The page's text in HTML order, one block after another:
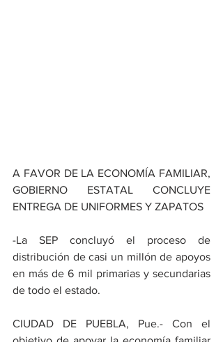
A FAVOR DE LA ECONOMÍA FAMILIAR,
GOBIERNO ESTATAL CONCLUYE
ENTREGA DE UNIFORMES Y ZAPATOS
-La SEP concluyó el proceso de
distribución de casi un millón de apoyos
en más de 6 mil primarias y secundarias
de todo el estado.
CIUDAD DE PUEBLA, Pue.- Con el